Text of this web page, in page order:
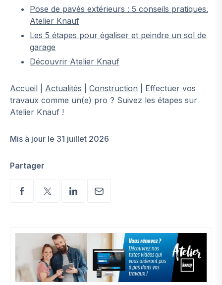
Pose de pavés extérieurs : 5 conseils pratiques.
Atelier Knauf
Les 5 étapes pour égaliser et peindre un sol de
garage
Découvrir Atelier Knauf
Accueil Actualités Construction
Effectuer vos
travaux comme un(e) pro ? Suivez les étapes sur
Atelier Knauf !
Mis à jour le 31 juillet 2026
Partager